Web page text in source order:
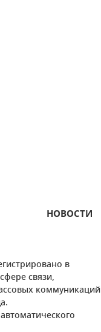
НОВОСТИ
в
связи,
коммуникаций